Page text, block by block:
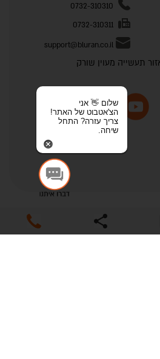
0732-310310
0732-310311
support@bluran.co.il
שלום 👋 אני
הצ'אטבוט של האתר!
צריך עזרה? התחל
שיחה.